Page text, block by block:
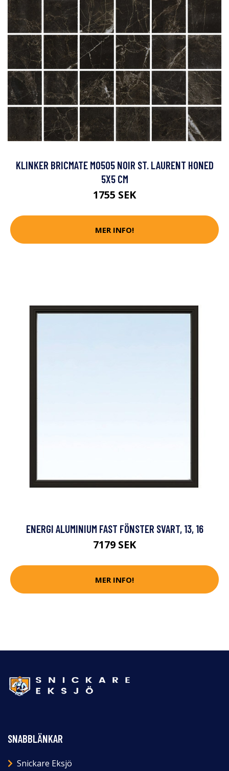
KLINKER BRICMATE M0505 NOIR ST. LAURENT HONED
5X5 CM
1755 SEK
MER INFO!
ENERGI ALUMINIUM FAST FÖNSTER SVART, 13, 16
7179 SEK
MER INFO!
SNABBLÄNKAR
Snickare Eksjö